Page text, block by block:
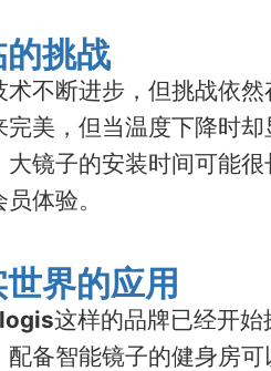
挑战
术不断进步，但挑战依
完美，但当温度下降时
大镜子的安装时间可能
体验。
界的应用
这样的品牌已经开
配备智能镜子的健身房可